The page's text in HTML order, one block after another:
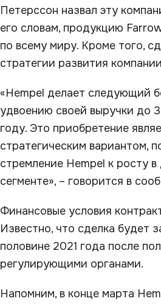
Петерссон назвал эту
его словам, продукцию
по всему миру. Кроме того,
стратегии развития
«Hempel делает следующий
удвоению своей выручки до
году. Это приобретение
стратегическим вариантом,
стремление Hempel к росту
сегменте», – говорится в
Финансовые условия
Известно, что сделка будет
половине 2021 года после
регулирующими органами.
Напомним, в конце марта